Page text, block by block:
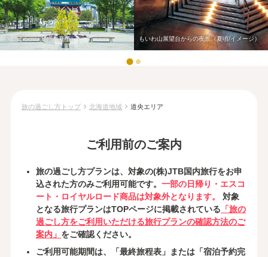
さっぽろテレビ塔（夏頃） もいわ山展望台からの夜景（夏頃/イメージ）
旅の過ごし方トップ chevron_right 北海道地域 chevron_right 道央エリア
ご利用前のご案内
旅の過ごし方プランは、対象の(株)JTB国内旅行をお申
込された方のみご利用可能です。 一部の日帰り・エスコ
ート・ロイヤルロード商品は対象外となります。
対象
となる旅行プランはTOPページに掲載されている 「旅の
過ごし方をご利用いただける旅行プランの確認方法のご
案内」 をご確認ください。
ご利用可能期間は、「最終旅程表」または「宿泊予約完